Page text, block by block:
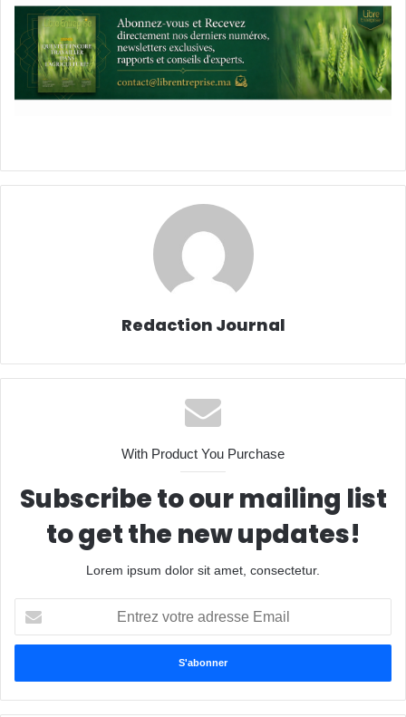
Redaction Journal
With Product You Purchase
Subscribe to our mailing list
to get the new updates!
Lorem ipsum dolor sit amet, consectetur.
votre
adresse